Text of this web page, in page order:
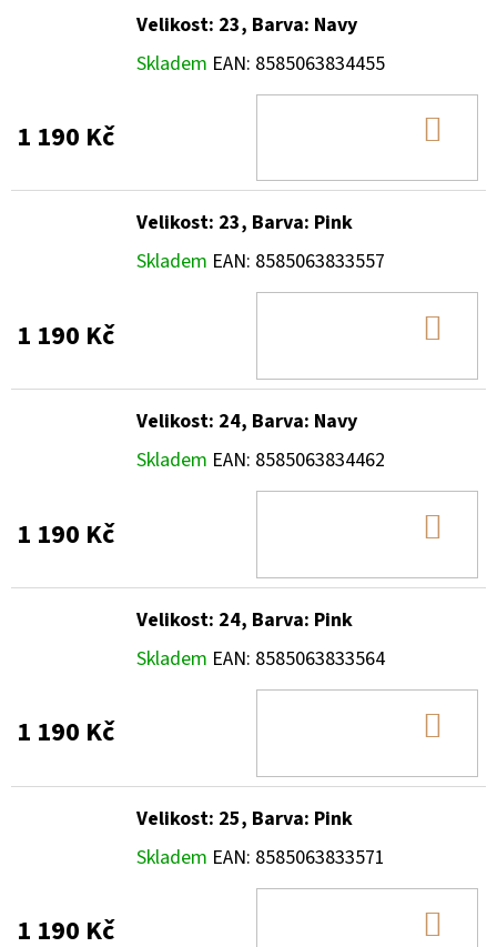
Velikost: 23, Barva: Navy
Skladem EAN: 8585063834455
1 190 Kč
Velikost: 23, Barva: Pink
Skladem EAN: 8585063833557
1 190 Kč
Velikost: 24, Barva: Navy
Skladem EAN: 8585063834462
1 190 Kč
Velikost: 24, Barva: Pink
Skladem EAN: 8585063833564
1 190 Kč
Velikost: 25, Barva: Pink
Skladem EAN: 8585063833571
1 190 Kč